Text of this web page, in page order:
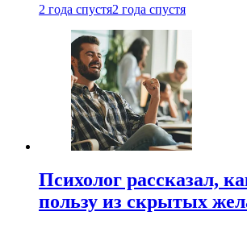
2 года спустя2 года спустя
Психолог рассказал,
пользу из скрытых